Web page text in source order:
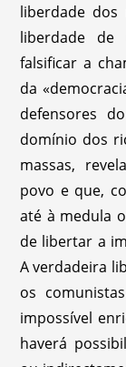
liberdade
liberdade
falsificar a
da
defensores
domínio dos
massas,
povo e que,
até à medula
de libertar a
A verdadeira
os
impossível
haverá